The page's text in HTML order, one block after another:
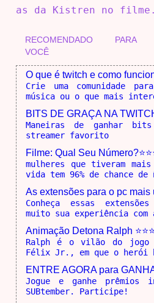
as da Kistren no filme.
RECOMENDADO PARA
VOCÊ
O que é twitch e como
Crie uma comunidade
música ou o que mais
BITS DE GRAÇA NA
Maneiras de ganhar
streamer favorito
Filme: Qual Seu
mulheres que tiveram
vida tem 96% de chance de
As extensões para o pc mais
Conheça essas
muito sua experiência
Animação Detona Ralph
Ralph é o vilão do jogo
Félix Jr., em que o herói
ENTRE AGORA para
Jogue e ganhe prêmios
SUBtember. Participe!